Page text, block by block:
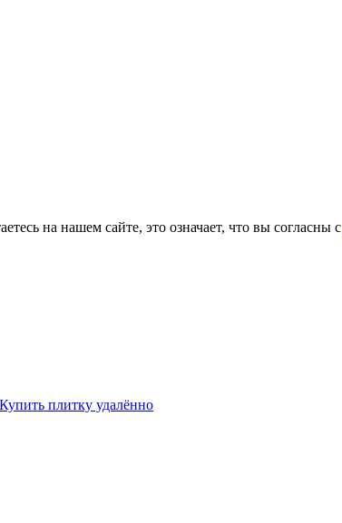
на нашем сайте, это означает, что вы согласны с
Купить плитку удалённо